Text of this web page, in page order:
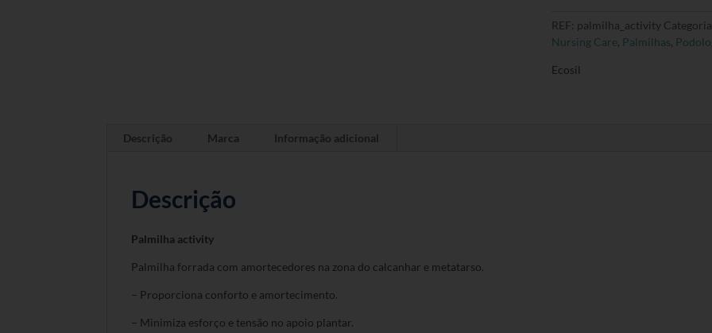
REF: palmilha_activity
Nursing Care, Palmilhas,
Ecosil
Descrição Marca Informação adicional
Descrição
Palmilha activity
Palmilha forrada com amortecedores na zona do calcanhar e metatarso.
– Proporciona conforto e amortecimento.
– Minimiza esforço e tensão no apoio plantar.